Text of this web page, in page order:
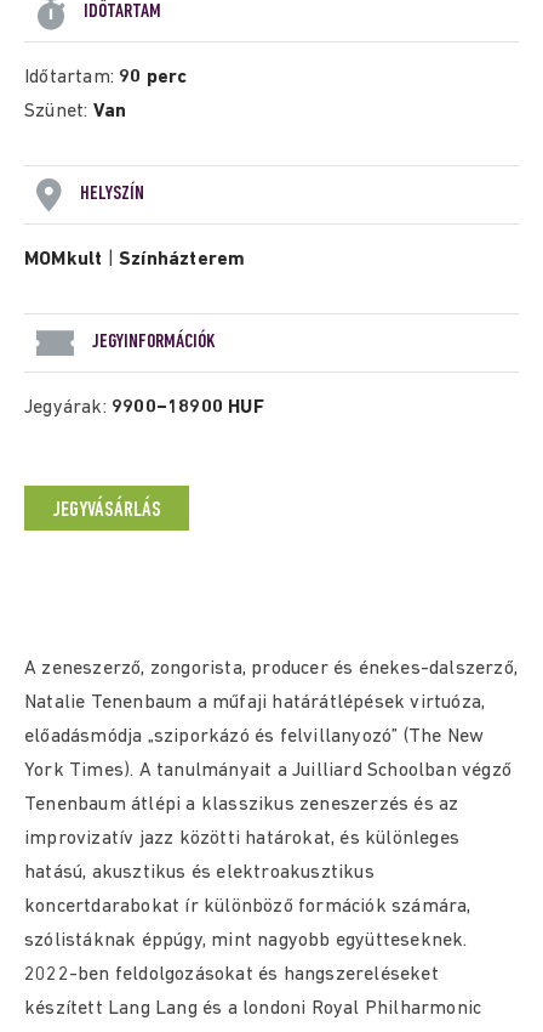
IDŐTARTAM
Időtartam: 90 perc
Szünet: Van
HELYSZÍN
MOMkult |Színházterem
JEGYINFORMÁCIÓK
Jegyárak: 9900−18900 HUF
JEGYVÁSÁRLÁS
A zeneszerző, zongorista, producer és énekes-dalszerző,
Natalie Tenenbaum a műfaji határátlépések virtuóza,
előadásmódja „sziporkázó és felvillanyozó” (The New
York Times). A tanulmányait a Juilliard Schoolban végző
Tenenbaum átlépi a klasszikus zeneszerzés és az
improvizatív jazz közötti határokat, és különleges
hatású, akusztikus és elektroakusztikus
koncertdarabokat ír különböző formációk számára,
szólistáknak éppúgy, mint nagyobb együtteseknek.
2022-ben feldolgozásokat és hangszereléseket
készített Lang Lang és a londoni Royal Philharmonic